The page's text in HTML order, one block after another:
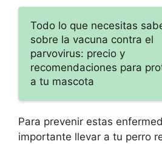
Todo lo que necesitas
sobre la vacuna contra el
parvovirus: precio y
recomendaciones para
a tu mascota
Para prevenir estas
importante llevar a tu perro